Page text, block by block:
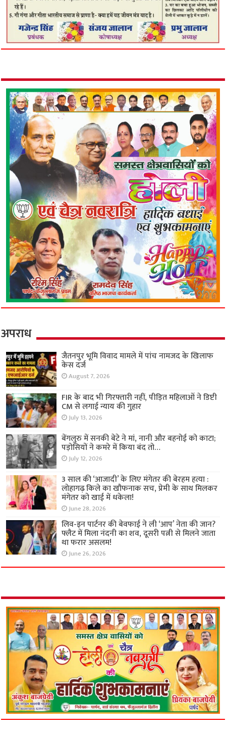
अपराध
जैतनपुर भूमि विवाद मामले में पांच नामजद के खिलाफ
केस दर्ज
August 7, 2026
FIR के बाद भी गिरफ्तारी नहीं, पीड़ित महिलाओं ने डिप्टी
CM से लगाई न्याय की गुहार
July 13, 2026
बेंगलुरु में सनकी बेटे ने मां, नानी और बहनोई को काटा;
पड़ोसियों ने कमरे में किया बंद तो…
July 12, 2026
3 साल की ‘आजादी’ के लिए मंगेतर की बेरहम हत्या :
लोहागढ़ किले का खौफनाक सच, प्रेमी के साथ मिलकर
मंगेतर को खाई में धकेला!
June 28, 2026
लिव-इन पार्टनर की बेवफाई ने ली ‘आप’ नेता की जान?
फ्लैट में मिला नंदनी का शव, दूसरी पत्नी से मिलने जाता
था फरार असलम!
June 26, 2026